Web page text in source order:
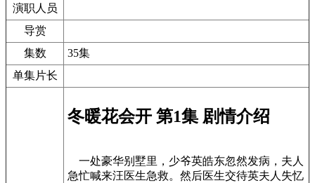
演职人员
导赏
集数
35集
单集片长
冬暖花会开 第1集 剧情介绍
一处豪华别墅里，少爷英皓东忽然发病，夫人
急忙喊来汪医生急救。然后医生交待英夫人失忆